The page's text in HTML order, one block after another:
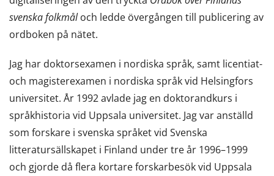
svenska folkmåloch ledde övergången till publicering av
ordboken på nätet.
Jag har doktorsexamen i nordiska språk, samt licentiat-
och magisterexamen i nordiska språk vid Helsingfors
universitet. År 1992 avlade jag en doktorandkurs i
språkhistoria vid Uppsala universitet. Jag var anställd
som forskare i svenska språket vid Svenska
litteratursällskapet i Finland under tre år 1996–1999
och gjorde då flera kortare forskarbesök vid Uppsala